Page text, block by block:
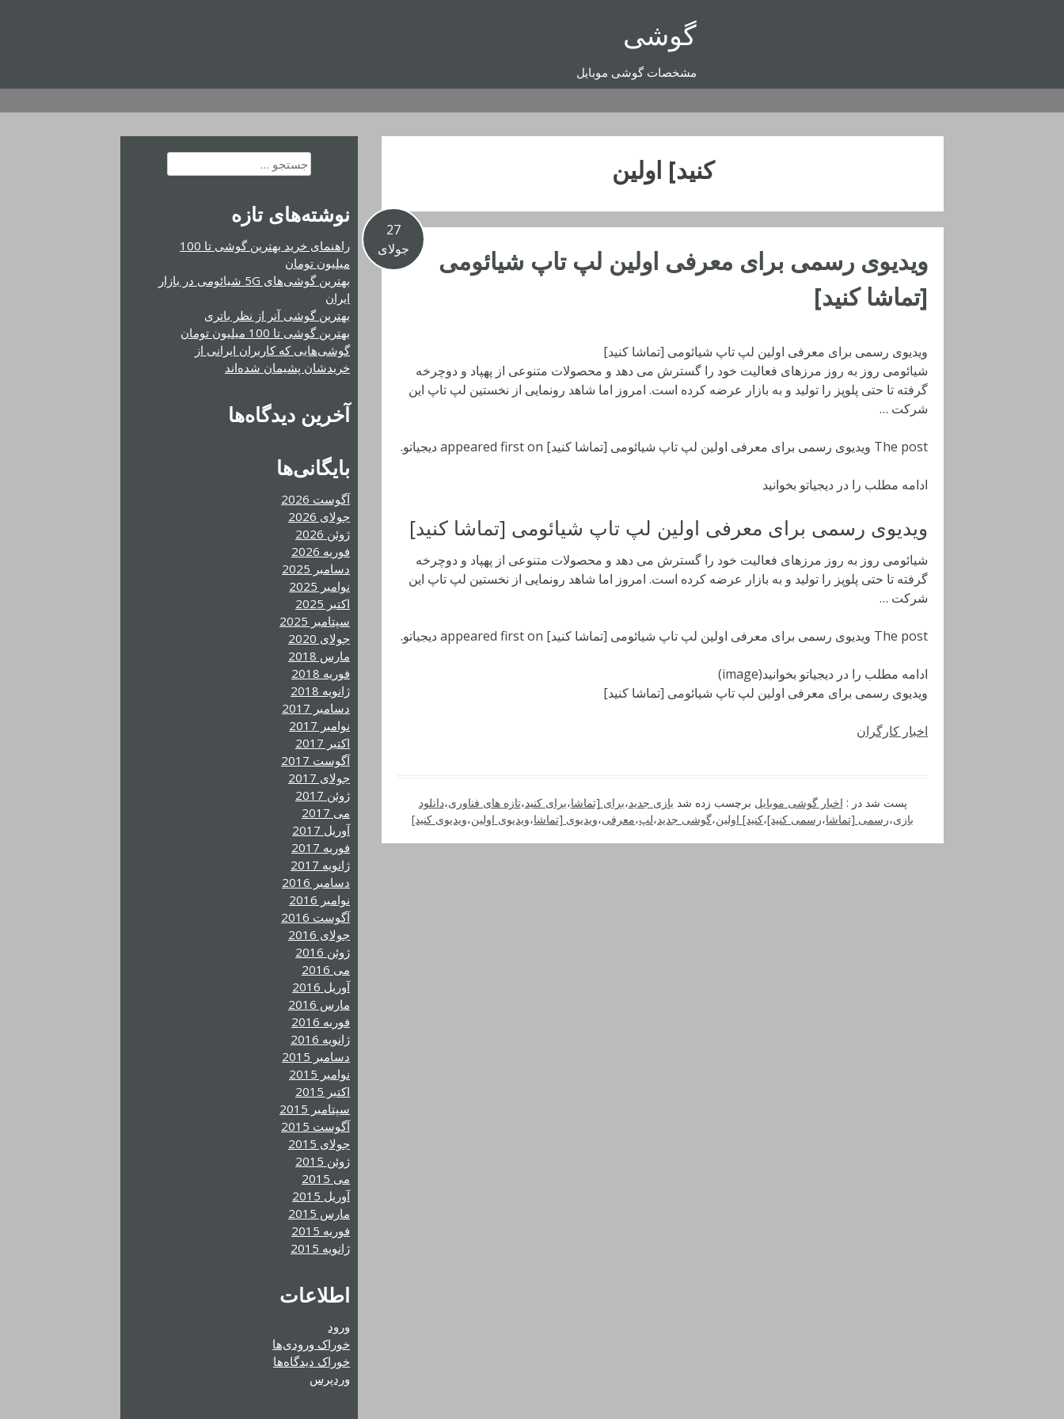
گوشی
مشخصات گوشی موبایل
کنید] اولین
27
جولای
ویدیوی رسمی برای معرفی اولین لپ تاپ شیائومی
[تماشا کنید]
ویدیوی رسمی برای معرفی اولین لپ تاپ شیائومی [تماشا کنید]
شیائومی روز به روز مرزهای فعالیت خود را گسترش می دهد و محصولات متنوعی از پهپاد و دوچرخه
گرفته تا حتی پلوپز را تولید و به بازار عرضه کرده است. امروز اما شاهد رونمایی از نخستین لپ تاپ این
شرکت …
The post ویدیوی رسمی برای معرفی اولین لپ تاپ شیائومی [تماشا کنید] appeared first on دیجیاتو.
ادامه مطلب را در دیجیاتو بخوانید
ویدیوی رسمی برای معرفی اولین لپ تاپ شیائومی [تماشا کنید]
شیائومی روز به روز مرزهای فعالیت خود را گسترش می دهد و محصولات متنوعی از پهپاد و دوچرخه
گرفته تا حتی پلوپز را تولید و به بازار عرضه کرده است. امروز اما شاهد رونمایی از نخستین لپ تاپ این
شرکت …
The post ویدیوی رسمی برای معرفی اولین لپ تاپ شیائومی [تماشا کنید] appeared first on دیجیاتو.
ادامه مطلب را در دیجیاتو بخوانید(image)
ویدیوی رسمی برای معرفی اولین لپ تاپ شیائومی [تماشا کنید]
اخبار کارگران
پست شد در : اخبار گوشی موبایل برچسب زده شد بازی جدید،برای [تماشا،برای کنید،تازه های فناوری،دانلود
بازی،رسمی [تماشا،رسمی کنید]،کنید] اولین،گوشی جدید،لپ،معرفی،ویدیوی [تماشا،ویدیوی اولین،ویدیوی کنید]
جستجو
برای:
نوشته‌های تازه
راهنمای خرید بهترین گوشی تا 100
میلیون تومان
بهترین گوشی‌های 5G شیائومی در بازار
ایران
بهترین گوشی آنر از نظر باتری
بهترین گوشی تا 100 میلیون تومان
گوشی‌هایی که کاربران ایرانی از
خریدشان پشیمان شده‌اند
آخرین دیدگاه‌ها
بایگانی‌ها
آگوست 2026
جولای 2026
ژوئن 2026
فوریه 2026
دسامبر 2025
نوامبر 2025
اکتبر 2025
سپتامبر 2025
جولای 2020
مارس 2018
فوریه 2018
ژانویه 2018
دسامبر 2017
نوامبر 2017
اکتبر 2017
آگوست 2017
جولای 2017
ژوئن 2017
می 2017
آوریل 2017
فوریه 2017
ژانویه 2017
دسامبر 2016
نوامبر 2016
آگوست 2016
جولای 2016
ژوئن 2016
می 2016
آوریل 2016
مارس 2016
فوریه 2016
ژانویه 2016
دسامبر 2015
نوامبر 2015
اکتبر 2015
سپتامبر 2015
آگوست 2015
جولای 2015
ژوئن 2015
می 2015
آوریل 2015
مارس 2015
فوریه 2015
ژانویه 2015
اطلاعات
ورود
خوراک ورودی‌ها
خوراک دیدگاه‌ها
وردپرس